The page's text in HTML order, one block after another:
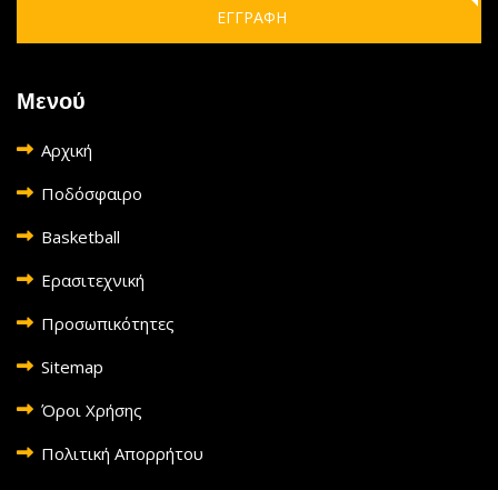
ΕΓΓΡΑΦΗ
Μενού
Αρχική
Ποδόσφαιρο
Basketball
Ερασιτεχνική
Προσωπικότητες
Sitemap
Όροι Χρήσης
Πολιτική Απορρήτου